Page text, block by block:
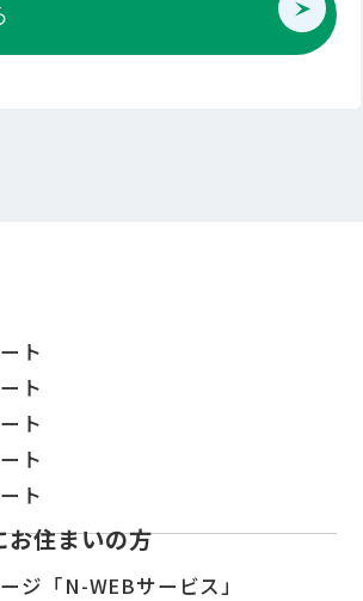
ト
ト
ト
ト
ト
お住まいの方
ジ「N-WEBサービス」